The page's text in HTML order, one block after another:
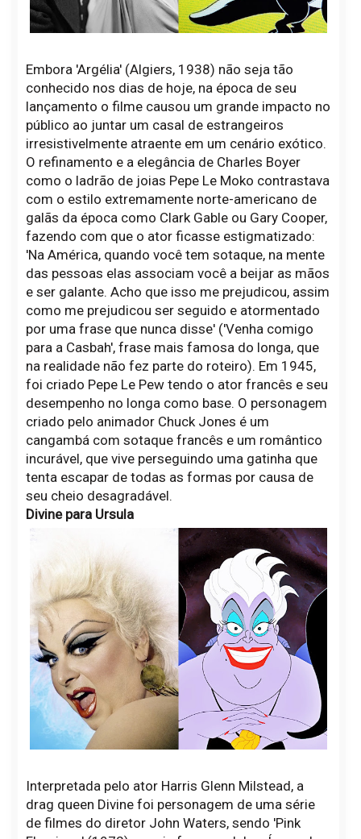
Embora 'Argélia' (Algiers, 1938) não seja tão
conhecido nos dias de hoje, na época de seu
lançamento o filme causou um grande impacto no
público ao juntar um casal de estrangeiros
irresistivelmente atraente em um cenário exótico.
O refinamento e a elegância de Charles Boyer
como o ladrão de joias Pepe Le Moko contrastava
com o estilo extremamente norte-americano de
galãs da época como Clark Gable ou Gary Cooper,
fazendo com que o ator ficasse estigmatizado:
'Na América, quando você tem sotaque, na mente
das pessoas elas associam você a beijar as mãos
e ser galante. Acho que isso me prejudicou, assim
como me prejudicou ser seguido e atormentado
por uma frase que nunca disse' ('Venha comigo
para a Casbah', frase mais famosa do longa, que
na realidade não fez parte do roteiro). Em 1945,
foi criado Pepe Le Pew tendo o ator francês e seu
desempenho no longa como base. O personagem
criado pelo animador Chuck Jones é um
cangambá com sotaque francês e um romântico
incurável, que vive perseguindo uma gatinha que
tenta escapar de todas as formas por causa de
seu cheio desagradável.
Divine para Ursula
Interpretada pelo ator Harris Glenn Milstead, a
drag queen Divine foi personagem de uma série
de filmes do diretor John Waters, sendo 'Pink